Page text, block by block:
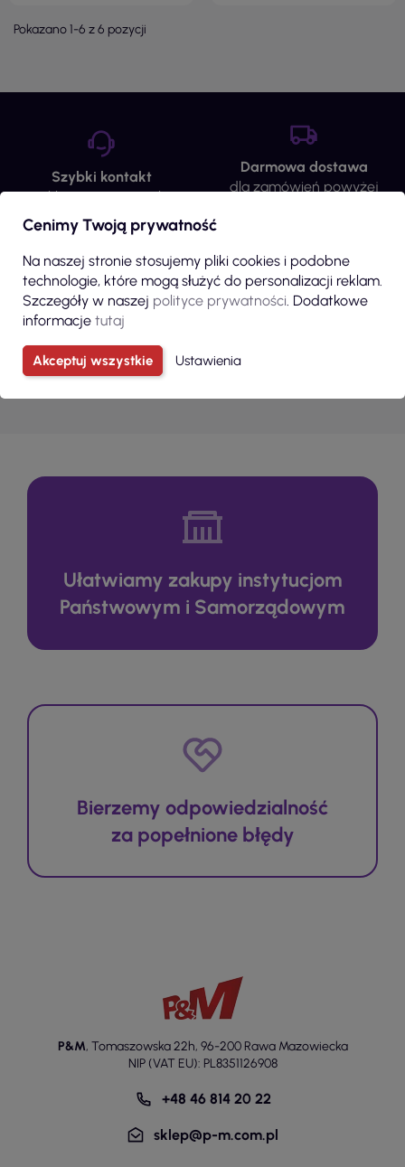
Pokazano 1-6 z 6 pozycji
Szybki kontakt
sklep@p-m.com.pl
Darmowa dostawa
dla zamówień powyżej
Gwarancja zwrotu
Wycena Haftów /
Ułatwiamy zakupy instytucjom
Państwowym i Samorządowym
Bierzemy odpowiedzialność
za popełnione błędy
P&M, Tomaszowska 22h, 96-200 Rawa Mazowiecka
NIP (VAT EU): PL8351126908
+48 46 814 20 22
sklep@p-m.com.pl
Cenimy Twoją prywatność
Na naszej stronie stosujemy pliki cookies i podobne
technologie, które mogą służyć do personalizacji reklam.
Szczegóły w naszej polityce prywatności . Dodatkowe
informacje tutaj
Akceptuj wszystkie Ustawienia